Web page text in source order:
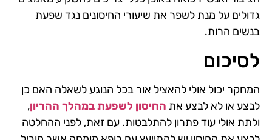
גדולים על מנת לשפר את שיעורי החיסונים נגד שפעת
בנשים הרות.
לסיכום
המחקר יכול אולי להאציל אור בכל הנוגע לשאלה האם כן
לבצע או לא לבצע את החיסון לשפעת במהלך ההריון,
ולתת אולי עוד פתרון להתלבטות. עם זאת, לפני ההחלטה